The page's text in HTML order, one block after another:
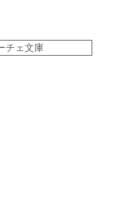
チェ文庫